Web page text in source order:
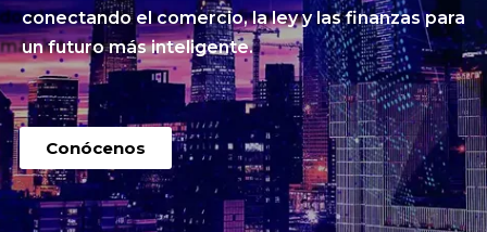
conectando el comercio, la ley y las finanzas para
un futuro más inteligente.
Conócenos